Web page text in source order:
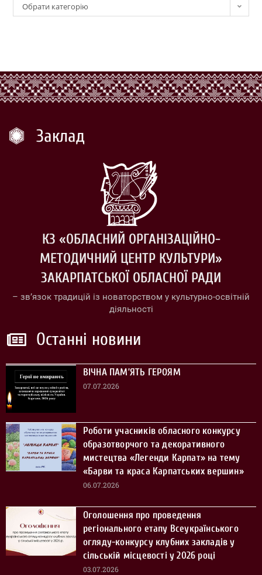
Обрати категорію
Заклад
КЗ «ОБЛАСНИЙ ОРГАНІЗАЦІЙНО-
МЕТОДИЧНИЙ ЦЕНТР КУЛЬТУРИ»
ЗАКАРПАТСЬКОЇ ОБЛАСНОЇ РАДИ
– зв’язок традицій із новаторством у культурно-освітній
діяльності
Останні новини
ВІЧНА ПАМ’ЯТЬ ГЕРОЯМ
07.07.2026
Роботи учасників обласного конкурсу
образотворчого та декоративного
мистецтва «Легенди Карпат» на тему
«Барви та краса Карпатських вершин»
06.07.2026
Оголошення про проведення
регіонального етапу Всеукраїнського
огляду-конкурсу клубних закладів у
сільській місцевості у 2026 році
03.07.2026